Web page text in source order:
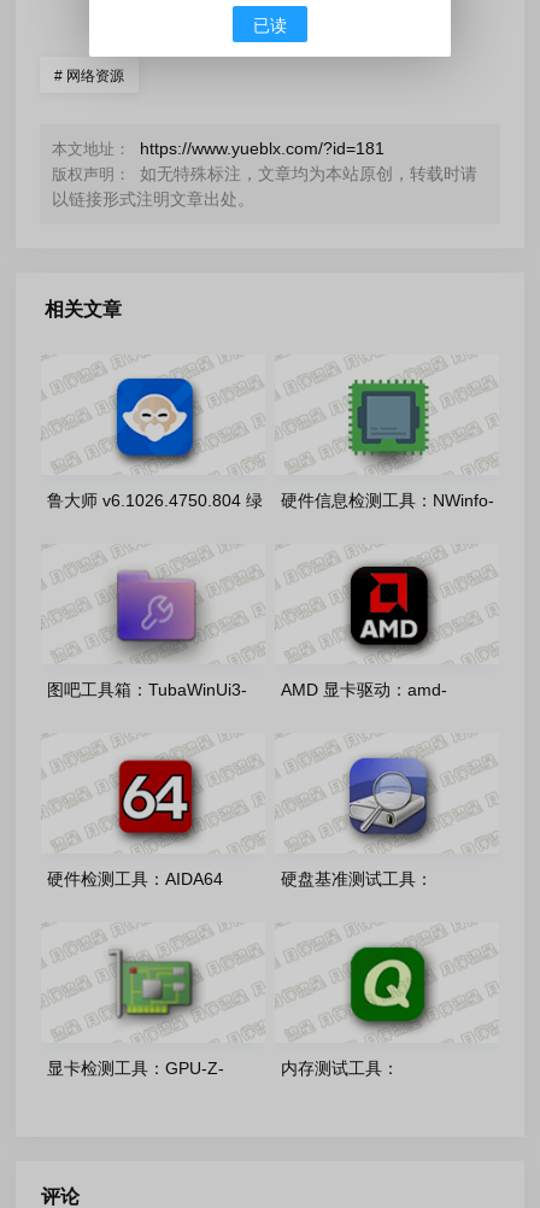
# 网络资源
本文地址： https://www.yueblx.com/?id=181
版权声明：
如无特殊标注，文章均为本站原创，转载时请
以链接形式注明文章出处。
相关文章
鲁大师 v6.1026.4750.804 绿
色精简单文件版
硬件信息检测工具：NWinfo-
v1.6.6.0 绿色单文件版
图吧工具箱：TubaWinUi3-
v1.5.0 开源免费版
AMD 显卡驱动：amd-
software-adrenalin-edition-
26.7.1官方正式版
硬件检测工具：AIDA64
Extreme-v8.35 中文注册版
硬盘基准测试工具：
CrystalDiskInfo-9.9.2 官方绿
色版
显卡检测工具：GPU-Z-
内存测试工具：
评论
已读